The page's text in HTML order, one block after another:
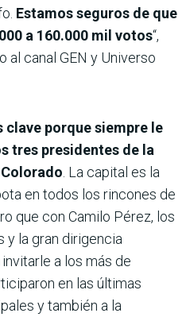
Estamos seguros de que
a 160.000 mil votos“,
canal GEN y Universo
clave porque siempre le
tres presidentes de la
. La capital es la
en todos los rincones de
que con Camilo Pérez, los
y la gran dirigencia
a los más de
en las últimas
y también a la